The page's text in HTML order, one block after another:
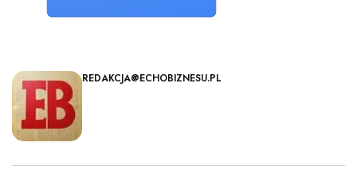
REDAKCJA@ECHOBIZNESU.PL